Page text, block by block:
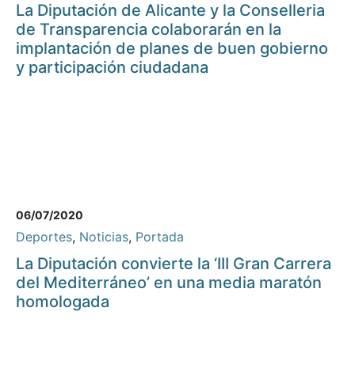
La Diputación de Alicante y la Conselleria
de Transparencia colaborarán en la
implantación de planes de buen gobierno
y participación ciudadana
06/07/2020
Deportes, Noticias, Portada
La Diputación convierte la ‘III Gran Carrera
del Mediterráneo’ en una media maratón
homologada